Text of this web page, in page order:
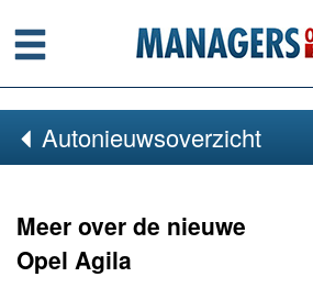
Menu
Autonieuwsoverzicht
Meer over de nieuwe
Opel Agila